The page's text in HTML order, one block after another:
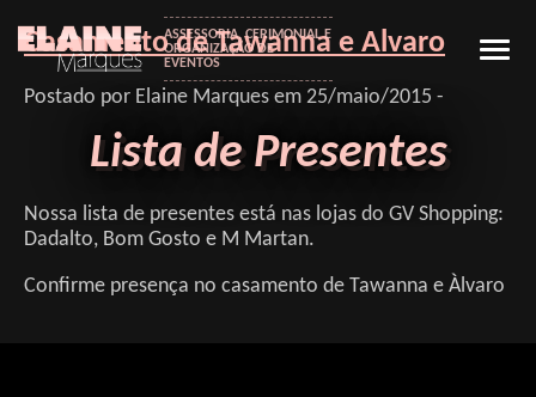
ASSESSORIA, CERIMONIAL E
ORGANIZAÇÃO DE
EVENTOS
Casamento de Tawanna e Alvaro
Postado por Elaine Marques em 25/maio/2015 -
Lista de Presentes
Nossa lista de presentes está nas lojas do GV Shopping:
Dadalto, Bom Gosto e M Martan.
Confirme presença no casamento de Tawanna e Àlvaro